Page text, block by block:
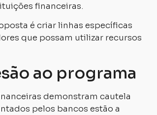
financeiras.
é criar linhas específicas
que possam utilizar recursos
ao programa
demonstram cautela
pelos bancos estão a